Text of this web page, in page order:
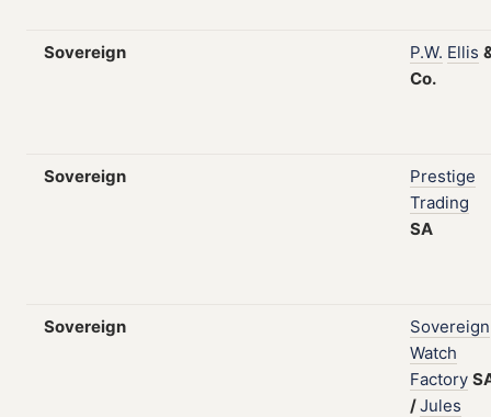
Sovereign P.W. Ellis
Co.
Sovereign
Prestige
Trading
SA
Sovereign
Sovereign
Watch
Factory
/Jules